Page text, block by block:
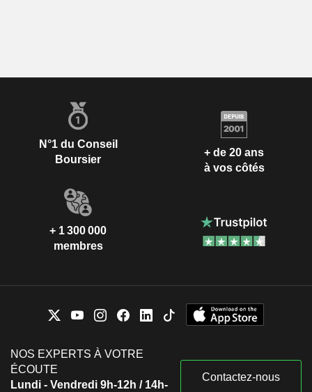
N°1 du Conseil
Boursier
+ de 20 ans
à vos côtés
+ 1 300 000
membres
NOS EXPERTS À VOTRE
ÉCOUTE
Lundi - Vendredi 9h-12h / 14h-
Contactez-nous